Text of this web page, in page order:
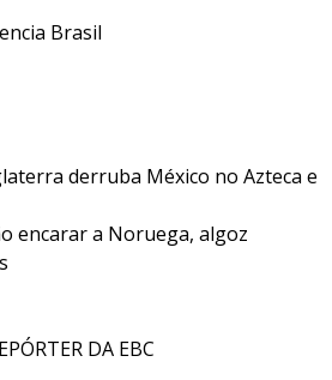
Brasil
derruba México no Azteca e
encarar a Noruega, algoz
DA EBC